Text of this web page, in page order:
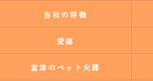
当社の特徴
愛猫
富津のペット火葬